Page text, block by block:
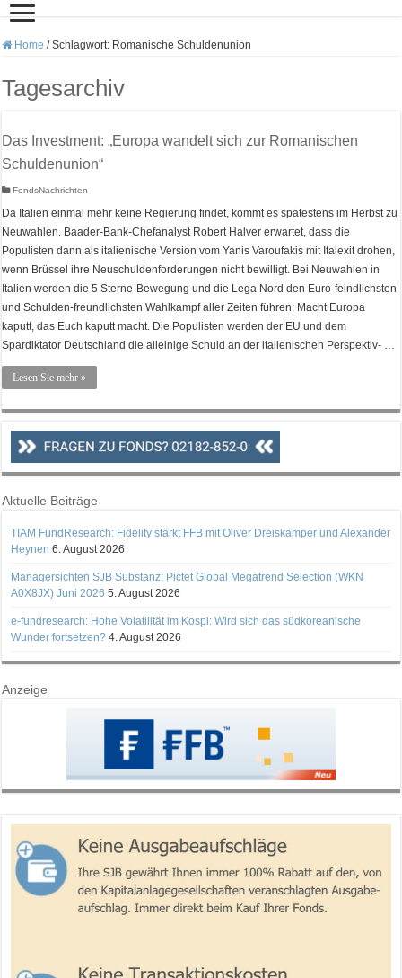
Home / Schlagwort: Romanische Schuldenunion
Tagesarchiv
Das Investment: „Europa wandelt sich zur Romanischen
Schuldenunion“
FondsNachrichten
Da Italien einmal mehr keine Regierung findet, kommt es spätestens im Herbst zu
Neuwahlen. Baader-Bank-Chefanalyst Robert Halver erwartet, dass die
Populisten dann als italienische Version vom Yanis Varoufakis mit Italexit drohen,
wenn Brüssel ihre Neuschuldenforderungen nicht bewilligt. Bei Neuwahlen in
Italien werden die 5 Sterne-Bewegung und die Lega Nord den Euro-feindlichsten
und Schulden-freundlichsten Wahlkampf aller Zeiten führen: Macht Europa
kaputt, das Euch kaputt macht. Die Populisten werden der EU und dem
Spardiktator Deutschland die alleinige Schuld an der italienischen Perspektiv- …
Lesen Sie mehr »
Aktuelle Beiträge
TIAM FundResearch: Fidelity stärkt FFB mit Oliver Dreiskämper und Alexander
Heynen 6. August 2026
Managersichten SJB Substanz: Pictet Global Megatrend Selection (WKN
A0X8JX) Juni 2026 5. August 2026
e-fundresearch: Hohe Volatilität im Kospi: Wird sich das südkoreanische
Wunder fortsetzen? 4. August 2026
Anzeige